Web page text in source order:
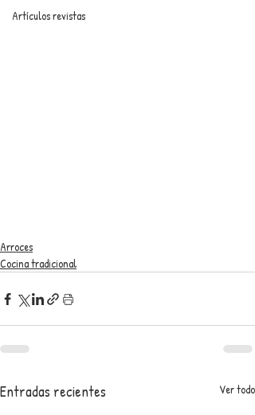
Artículos revistas
Arroces
Cocina tradicional
Entradas recientes Ver todo